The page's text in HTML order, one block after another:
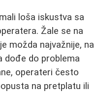
loša iskustva sa
Žale se na
možda najvažnije, na
dođe do problema
operateri često
na pretplatu ili